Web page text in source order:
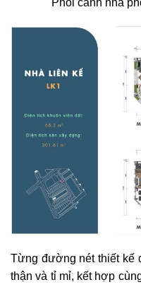
Phối cảnh nhà
Từng đường nét thiết kế
thận và tỉ mỉ, kết hợp